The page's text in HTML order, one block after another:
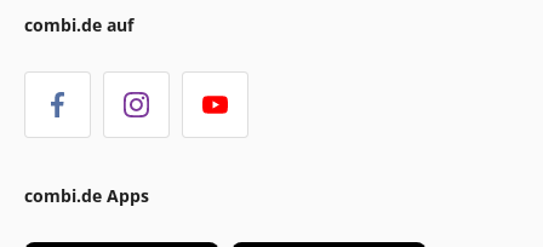
combi.de auf
combi.de Apps